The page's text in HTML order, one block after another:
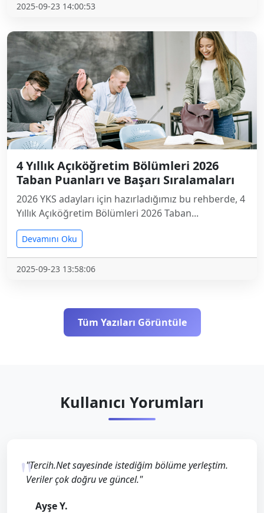
2025-09-23 14:00:53
4 Yıllık Açıköğretim Bölümleri 2026
Taban Puanları ve Başarı Sıralamaları
2026 YKS adayları için hazırladığımız bu rehberde, 4
Yıllık Açıköğretim Bölümleri 2026 Taban...
Devamını Oku
2025-09-23 13:58:06
Tüm Yazıları Görüntüle
Kullanıcı Yorumları
"Tercih.Net sayesinde istediğim bölüme yerleştim.
Veriler çok doğru ve güncel."
Ayşe Y.